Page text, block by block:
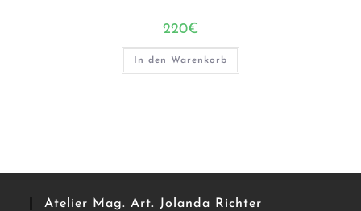
220€
In den Warenkorb
Atelier Mag. Art. Jolanda Richter